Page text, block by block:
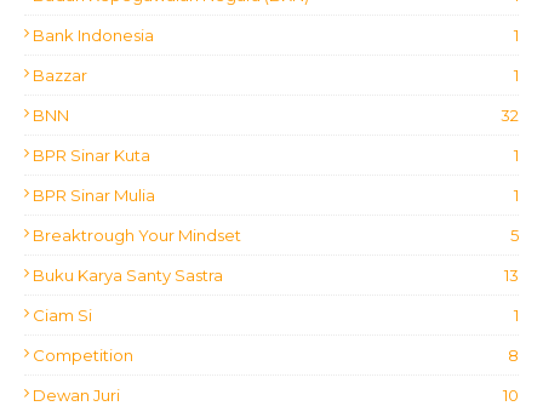
Bank Indonesia 1
Bazzar 1
BNN 32
BPR Sinar Kuta 1
BPR Sinar Mulia 1
Breaktrough Your Mindset 5
Buku Karya Santy Sastra 13
Ciam Si 1
Competition 8
Dewan Juri 10